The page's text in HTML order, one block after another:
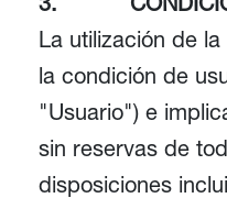
La utilización de
la condición de
"Usuario") e
sin reservas de
disposiciones